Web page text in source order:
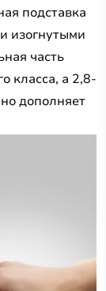
подставка
изогнутыми
часть
класса, а 2,8-
дополняет